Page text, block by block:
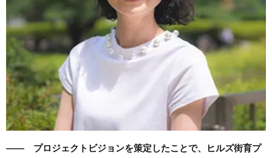
—— プロジェクトビジョンを策定したことで、ヒルズ街育プ